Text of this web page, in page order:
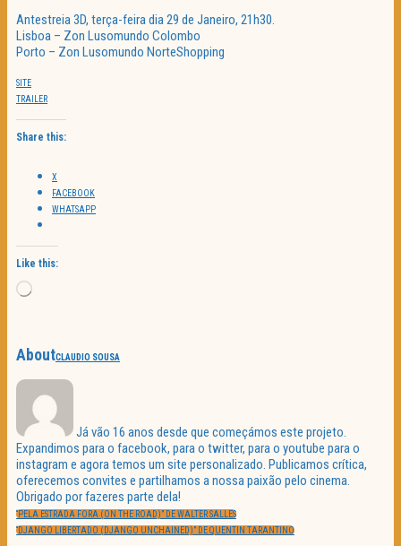
Antestreia 3D, terça-feira dia 29 de Janeiro, 21h30.
Lisboa – Zon Lusomundo Colombo
Porto – Zon Lusomundo NorteShopping
SITE
TRAILER
Share this:
X
FACEBOOK
WHATSAPP
Like this:
Loading…
AboutCLAUDIO SOUSA
Já vão 16 anos desde que começámos este projeto.
Expandimos para o facebook, para o twitter, para o youtube para o
instagram e agora temos um site personalizado. Publicamos crítica,
oferecemos convites e partilhamos a nossa paixão pelo cinema.
Obrigado por fazeres parte dela!
Navegação
de
artigos
PREVIOUS
POST:
“PELA ESTRADA FORA (ON THE ROAD)” DE WALTER SALLES
NEXT
POST:
“DJANGO LIBERTADO (DJANGO UNCHAINED)” DE QUENTIN TARANTINO